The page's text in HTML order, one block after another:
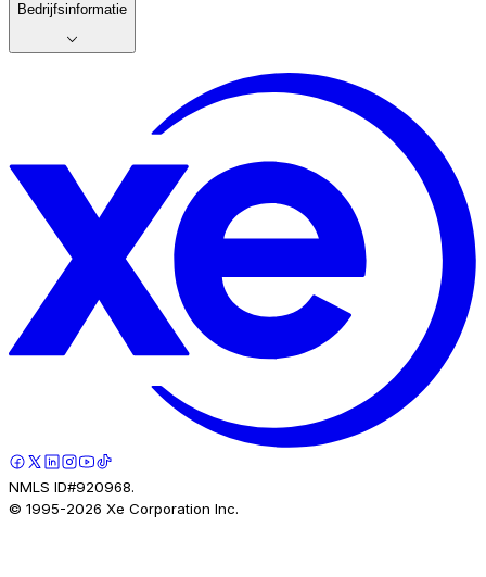
Bedrijfsinformatie
NMLS ID#920968.
© 1995-2026 Xe Corporation Inc.